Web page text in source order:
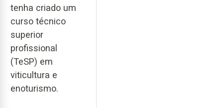
tenha criado um
curso técnico
superior
profissional
(TeSP) em
viticultura e
enoturismo.